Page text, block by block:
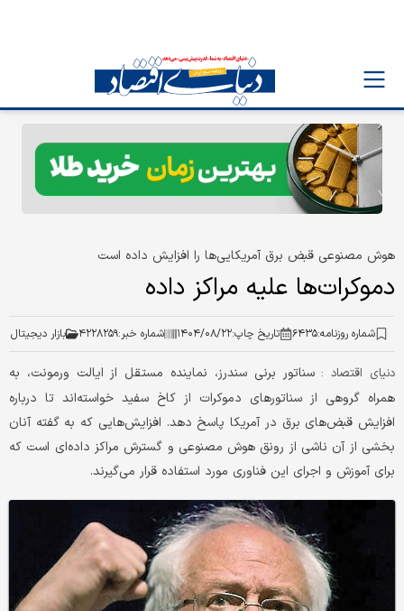
هوش مصنوعی قبض برق آمریکایی‌ها را افزایش داده است
دموکرات‌ها علیه مراکز داده
شماره روزنامه:۶۴۳۵ تاریخ چاپ:۱۴۰۴/۰۸/۲۲ شماره خبر:۴۲۲۸۲۵۹ بازار دیجیتال
دنیای اقتصاد :سناتور برنی سندرز، نماینده مستقل از ایالت ورمونت، به
همراه گروهی از سناتورهای دموکرات از کاخ سفید خواسته‌اند تا درباره
افزایش قبض‌های برق در آمریکا پاسخ دهد. افزایش‌هایی که به گفته آنان
بخشی از آن ناشی از رونق هوش مصنوعی و گسترش مراکز داده‌ای است که
برای آموزش و اجرای این فناوری مورد استفاده قرار می‌گیرند.